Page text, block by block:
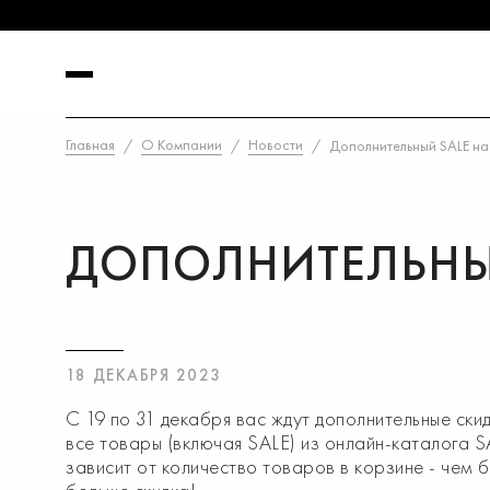
Главная
О Компании Новости Дополнительный SALE
18 ДЕКАБРЯ 2023
С 19 по 31 декабря вас ждут дополнительные
все товары (включая SALE) из онлайн-каталога
зависит от количество товаров в корзине - чем